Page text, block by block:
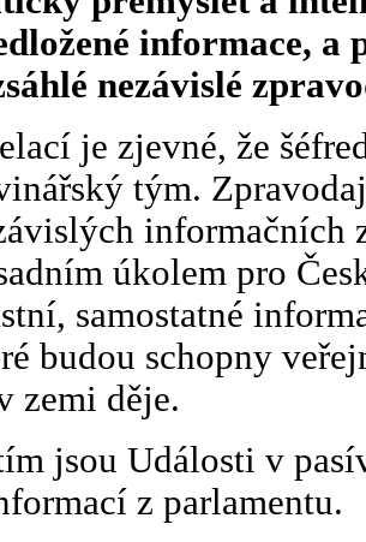
informace, a
nezávislé
je zjevné, že
tým.
informačních
úkolem pro
samostatné
budou schopny
zemi děje.
jsou Události v
z parlamentu.